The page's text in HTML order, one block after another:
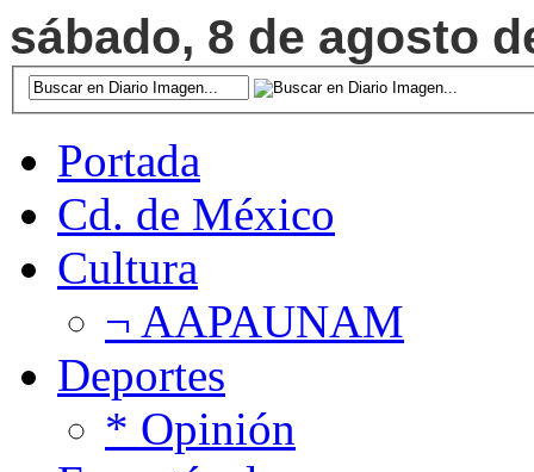
sábado, 8 de agosto
Portada
Cd. de México
Cultura
¬ AAPAUNAM
Deportes
* Opinión